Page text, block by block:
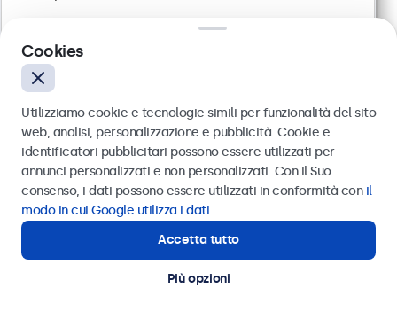
Monitor 24 Pollici Metallo
Inviare
Oppure chiamaci al
Contatta i nostri esperti
Cookies
Utilizziamo cookie e tecnologie simili per funzionalità del sito
web, analisi, personalizzazione e pubblicità. Cookie e
identificatori pubblicitari possono essere utilizzati per
annunci personalizzati e non personalizzati. Con il Suo
consenso, i dati possono essere utilizzati in conformità con il
modo in cui Google utilizza i dati.
Accetta tutto
Più opzioni